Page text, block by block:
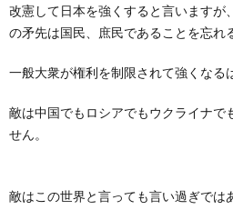
改憲して日本を強くすると言いますが
の矛先は国民、庶民であることを忘れ
一般大衆が権利を制限されて強くなる
敵は中国でもロシアでもウクライナで
せん。
敵はこの世界と言っても言い過ぎでは